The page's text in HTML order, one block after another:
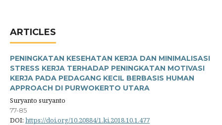
ARTICLES
PENINGKATAN KESEHATAN KERJA DAN MINIMALISASI
STRESS KERJA TERHADAP PENINGKATAN MOTIVASI
KERJA PADA PEDAGANG KECIL BERBASIS HUMAN
APPROACH DI PURWOKERTO UTARA
Suryanto suryanto
77-85
DOI: https://doi.org/10.20884/1.ki.2018.10.1.477